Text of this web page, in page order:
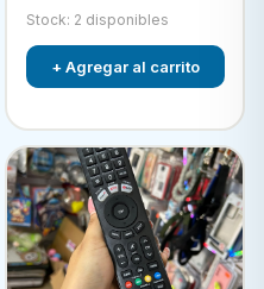
Stock: 2 disponibles
+ Agregar al carrito